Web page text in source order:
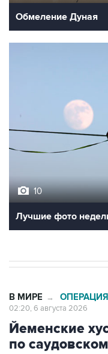
Обмеление Дуная
10
Лучшие фото
В МИРЕ →
02:20, 6 августа 2026
Йеменские
по